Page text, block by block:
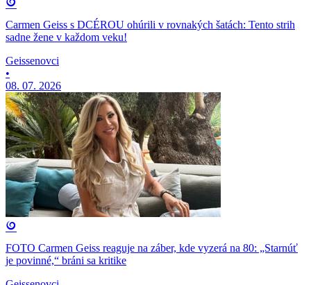
Carmen Geiss s DCÉROU ohúrili v rovnakých šatách: Tento strih
sadne žene v každom veku!
Geissenovci
•
08. 07. 2026
FOTO Carmen Geiss reaguje na záber, kde vyzerá na 80: „Starnúť
je povinné,“ bráni sa kritike